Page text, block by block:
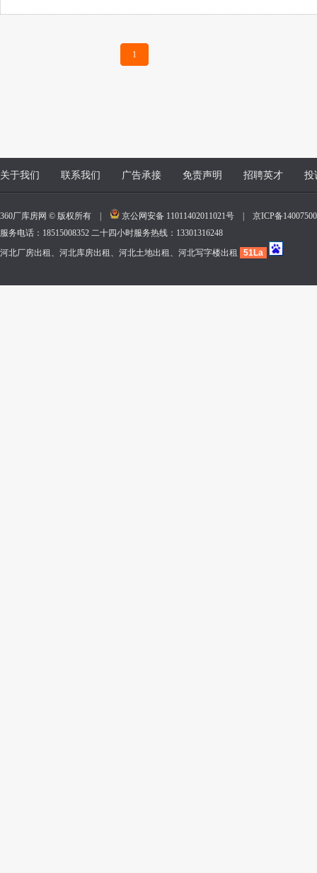
1
关于我们 联系我们 广告承接 免责声明 招聘英才 投
360厂库房网 © 版权所有 | 京公网安备 11011402011021号
京ICP备
服务电话：18515008352 二十四小时服务热线：13301316248
河北厂房出租、河北库房出租、河北土地出租、河北写字楼出租
51La